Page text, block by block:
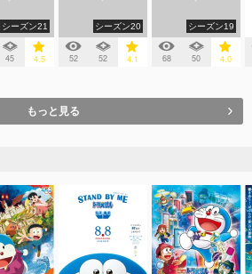
シーズン21
45 4.5
シーズン20
52 52 4.1
シーズン19
68 50 4.0
もっと見る